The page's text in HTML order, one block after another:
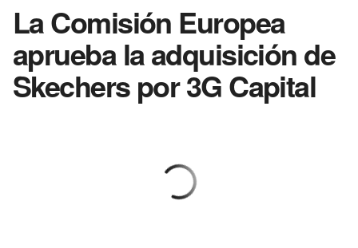
La Comisión Europea
aprueba la adquisición de
Skechers por 3G Capital